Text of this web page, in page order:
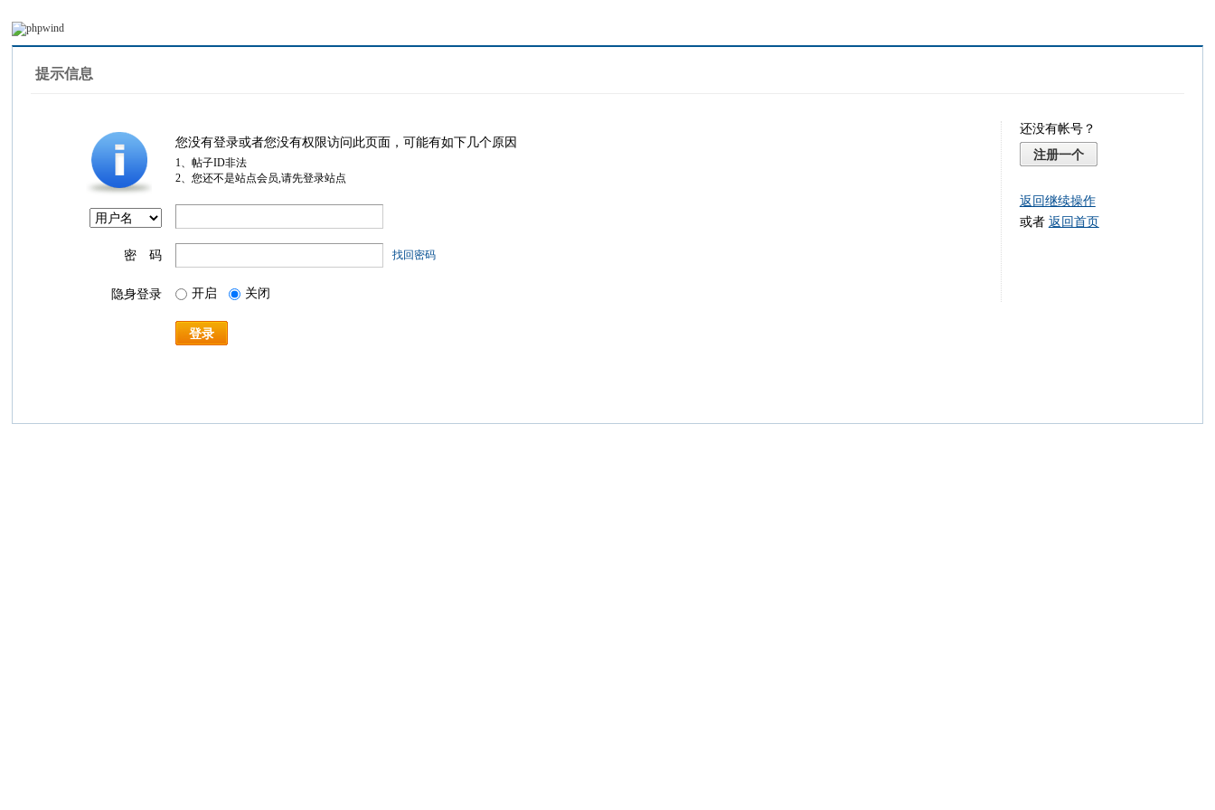
提示信息
您没有登录或者您没有权限访问此页面，可能有如下几个原因
1、帖子ID非法
2、您还不是站点会员,请先登录站点
密 码 找回密码
隐身登录 开启 关闭
登录
还没有帐号？
注册一个
返回继续操作
或者 返回首页